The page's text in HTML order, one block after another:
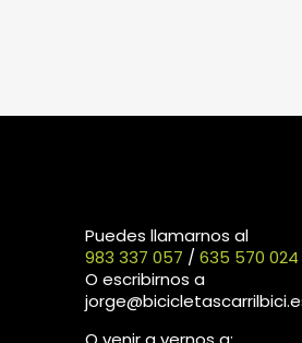
Puedes llamarnos al
983 337 057 /635 570 024
O escribirnos a